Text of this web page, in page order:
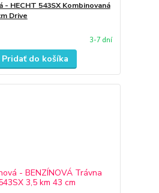
- HECHT 543SX Kombinovaná
Drive
3-7 dní
Pridať do košíka